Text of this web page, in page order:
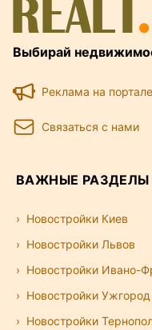
Выбирай
Реклама на
Связаться с нами
ВАЖНЫЕ РАЗДЕЛЫ
Новостройки Киев
Новостройки Львов
Новостройки Ивано-
Новостройки Ужгород
Новостройки